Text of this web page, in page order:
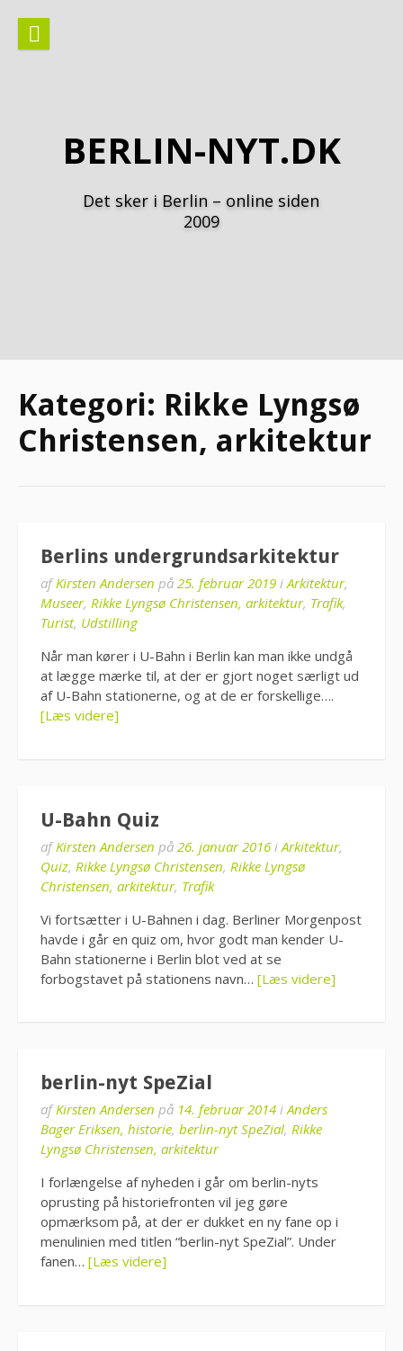
indhold
BERLIN-NYT.DK
Det sker i Berlin – online siden
2009
Kategori: Rikke Lyngsø
Christensen, arkitektur
Berlins undergrundsarkitektur
afKirsten Andersen på 25. februar 2019 iArkitektur,
Museer, Rikke Lyngsø Christensen, arkitektur, Trafik,
Turist, Udstilling
Når man kører i U-Bahn i Berlin kan man ikke undgå
at lægge mærke til, at der er gjort noget særligt ud
af U-Bahn stationerne, og at de er forskellige….
[Læs videre]
U-Bahn Quiz
afKirsten Andersen på 26. januar 2016 i Arkitektur,
Quiz, Rikke Lyngsø Christensen, Rikke Lyngsø
Christensen, arkitektur, Trafik
Vi fortsætter i U-Bahnen i dag. Berliner Morgenpost
havde i går en quiz om, hvor godt man kender U-
Bahn stationerne i Berlin blot ved at se
forbogstavet på stationens navn… [Læs videre]
berlin-nyt SpeZial
afKirsten Andersen på 14. februar 2014 iAnders
Bager Eriksen, historie, berlin-nyt SpeZial, Rikke
Lyngsø Christensen, arkitektur
I forlængelse af nyheden i går om berlin-nyts
oprusting på historiefronten vil jeg gøre
opmærksom på, at der er dukket en ny fane op i
menulinien med titlen “berlin-nyt SpeZial”. Under
fanen… [Læs videre]